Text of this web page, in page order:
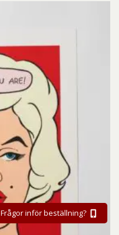
Frågor inför beställning?